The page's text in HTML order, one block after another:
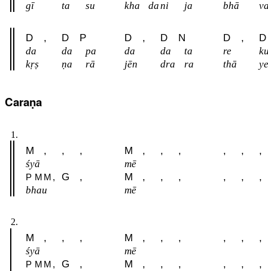
gī
ta su kha dani ja bhā
D , D P D , D N D , D
da da pa da da ta re
kṛṣ
ṇa rā jēn dra ra thā ye
Caraṇa
1.
M , , , M , , , , , ,
śyā mē
P M M , G , M , , , , , ,
bhau mē
2.
M , , , M , , , , , ,
śyā mē
P M M , G , M , , , , , ,